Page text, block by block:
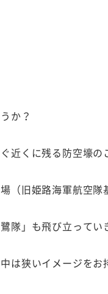
か？
近くに残る防空壕の
（旧姫路海軍航空隊
隊」も飛び立ってい
は狭いイメージをお